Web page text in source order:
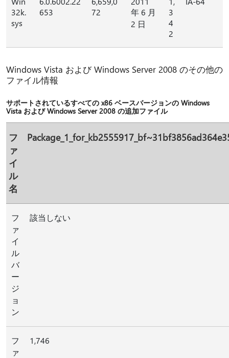
32k.
sys
653
72
年 6 月
2 日
3
4
2
Windows Vista および Windows Server 2008 のその他の
ファイル情報
サポートされているすべての x86 ベースバージョンの Windows
Vista および Windows Server 2008 の追加ファイル
フ
ァ
イ
ル
名
フ
ァ
イ
ル
バ
ー
ジ
ョ
ン
該当しない
フ
ァ
1,746